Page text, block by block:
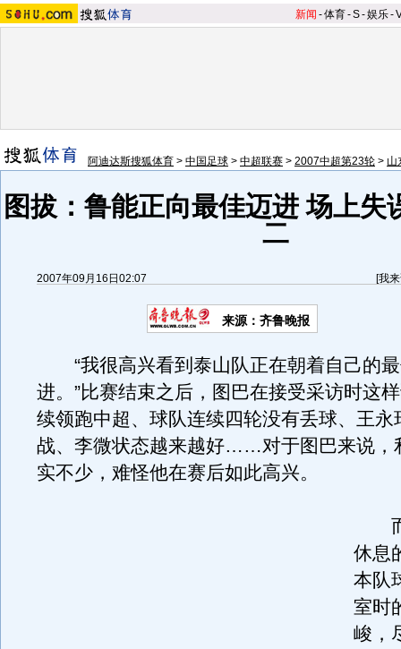
新闻 -体育-S-娱乐-
阿迪达斯搜狐体育 > 中国足球 > 中超联赛 > 2007中超第23轮 > 山
图拔：鲁能正向最佳迈进 场上失
二
2007年09月16日02:07 [我
来源：齐鲁晚报
“我很高兴看到泰山队正在朝着自己的
进。”比赛结束之后，图巴在接受采访时这
续领跑中超、球队连续四轮没有丢球、王永
战、李微状态越来越好……对于图巴来说，
实不少，难怪他在赛后如此高兴。
而
休息
本队
室时
峻，